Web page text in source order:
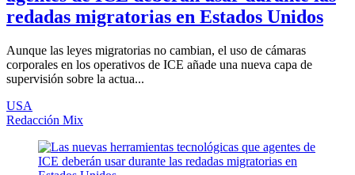
redadas migratorias en Estados Unidos
Aunque las leyes migratorias no cambian, el uso de cámaras
corporales en los operativos de ICE añade una nueva capa de
supervisión sobre la actua...
USA
Redacción Mix